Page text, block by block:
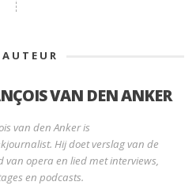
VAN DEN ANKER
van den Anker is
Hij doet verslag van de
van opera en lied met interviews,
en podcasts.